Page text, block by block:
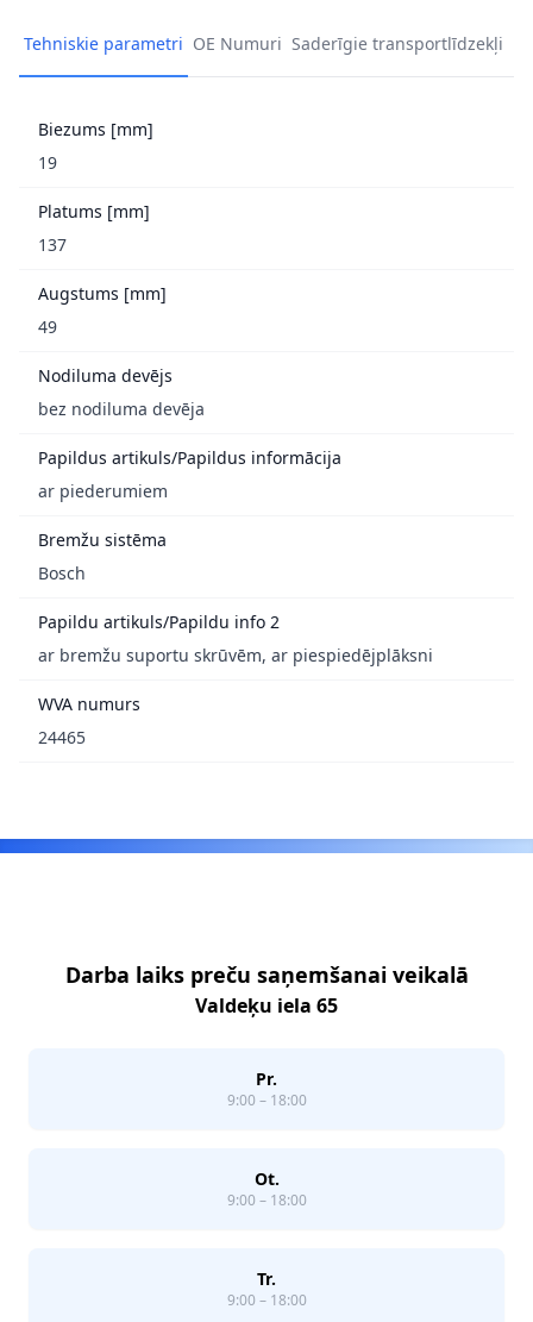
Tehniskie parametri OE Numuri Saderīgie transportlīdzekļi
Biezums [mm]
19
Platums [mm]
137
Augstums [mm]
49
Nodiluma devējs
bez nodiluma devēja
Papildus artikuls/Papildus informācija
ar piederumiem
Bremžu sistēma
Bosch
Papildu artikuls/Papildu info 2
ar bremžu suportu skrūvēm, ar piespiedējplāksni
WVA numurs
24465
Darba laiks preču saņemšanai veikalā
Valdeķu iela 65
Pr.
9:00 – 18:00
Ot.
9:00 – 18:00
Tr.
9:00 – 18:00